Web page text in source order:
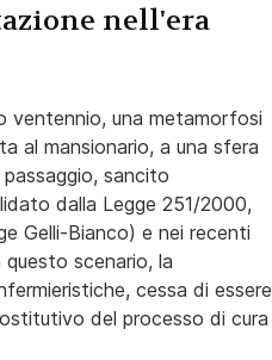
nell'era
ventennio, una metamorfosi
al mansionario, a una sfera
sancito
dalla Legge 251/2000,
Gelli-Bianco) e nei recenti
scenario, la
cessa di essere
del processo di cura